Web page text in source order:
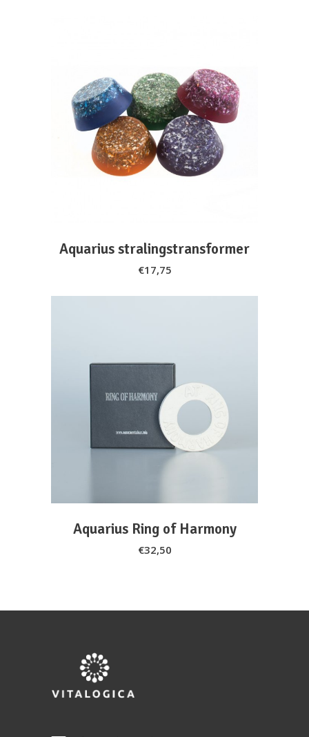
ADD TO CART
Aquarius stralingstransformer
€17,75
ADD TO CART
Aquarius Ring of Harmony
€32,50